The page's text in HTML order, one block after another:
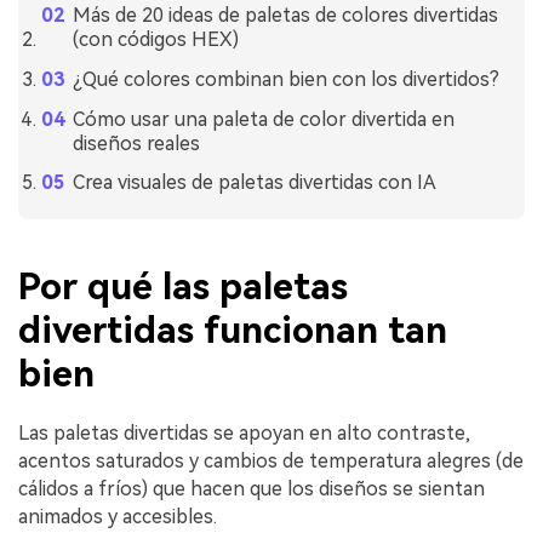
Más de 20 ideas de paletas de colores divertidas
(con códigos HEX)
¿Qué colores combinan bien con los divertidos?
Cómo usar una paleta de color divertida en
diseños reales
Crea visuales de paletas divertidas con IA
Por qué las paletas
divertidas funcionan tan
bien
Las paletas divertidas se apoyan en alto contraste,
acentos saturados y cambios de temperatura alegres (de
cálidos a fríos) que hacen que los diseños se sientan
animados y accesibles.